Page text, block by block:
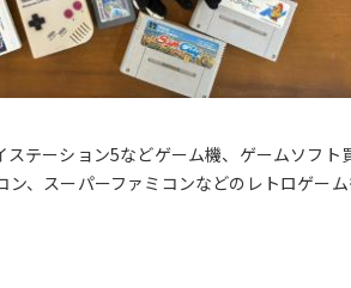
テーション5などゲーム機、ゲームソフト
、スーパーファミコンなどのレトロゲーム